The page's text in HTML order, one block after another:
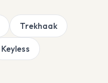
Trekhaak
Keyless